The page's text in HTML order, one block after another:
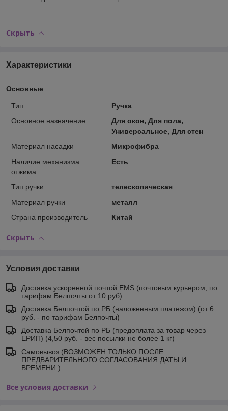
Скрыть
Характеристики
Основные
Тип
Ручка
Основное назначение
Для окон, Для пола,
Универсальное, Для стен
Материал насадки
Микрофибра
Наличие механизма
отжима
Есть
Тип ручки
телескопическая
Материал ручки
металл
Страна производитель
Китай
Скрыть
Условия доставки
Доставка ускоренной почтой EMS (почтовым курьером, по
тарифам Белпочты от 10 руб)
Доставка Белпочтой по РБ (наложенным платежом) (от 6
руб. - по тарифам Белпочты)
Доставка Белпочтой по РБ (предоплата за товар через
ЕРИП) (4,50 руб. - вес посылки не более 1 кг)
Самовывоз (ВОЗМОЖЕН ТОЛЬКО ПОСЛЕ
ПРЕДВАРИТЕЛЬНОГО СОГЛАСОВАНИЯ ДАТЫ И
ВРЕМЕНИ )
Все условия доставки